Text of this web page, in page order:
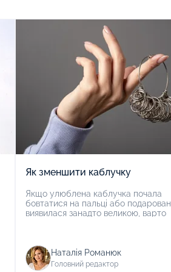
Як зменшити каблучку
Якщо улюблена каблучка почала
бовтатися на пальці або
виявилася занадто великою, варто
впоратися із проблемою самостійно.
Що робити, якщо каблучка вам не за
Наталія Романюк
Головний редактор